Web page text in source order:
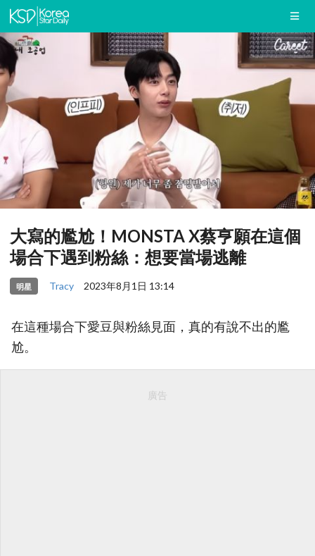
大寫的尷尬！MONSTA X蔡亨願在這個
場合下遇到粉絲：想要當場逃離
明星 Tracy 2023年8月1日 13:14
在這種場合下愛豆與粉絲見面，真的有說不出的尷
尬。
廣告